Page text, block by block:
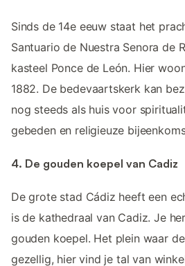
Sinds de 14e eeuw staat het
Santuario de Nuestra Senora de
kasteel Ponce de León. Hier
1882. De bedevaartskerk kan
nog steeds als huis voor
gebeden en religieuze
4. De gouden koepel van Cadiz
De grote stad Cádiz heeft een
is de kathedraal van Cadiz. Je
gouden koepel. Het plein waar
gezellig, hier vind je tal van